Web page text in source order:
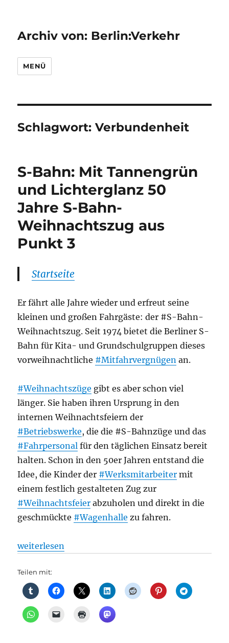
Archiv von: Berlin:Verkehr
MENÜ
Schlagwort:Verbundenheit
S-Bahn: Mit Tannengrün
und Lichterglanz 50
Jahre S-Bahn-
Weihnachtszug aus
Punkt 3
Startseite
Er fährt alle Jahre wieder und erfreut seine
kleinen und großen Fahrgäste: der #S-Bahn-
Weihnachtszug. Seit 1974 bietet die Berliner S-
Bahn für Kita- und Grundschulgruppen dieses
vorweihnachtliche #Mitfahrvergnügen an.
#Weihnachtszüge gibt es aber schon viel
länger. Sie haben ihren Ursprung in den
internen Weihnachtsfeiern der
#Betriebswerke, die die #S-Bahnzüge und das
#Fahrpersonal für den täglichen Einsatz bereit
halten. Schon in den 50er Jahren entstand die
Idee, die Kinder der #Werksmitarbeiter mit
einem festlich gestalteten Zug zur
#Weihnachtsfeier abzuholen und direkt in die
geschmückte #Wagenhalle zu fahren.
„S-Bahn: Mit Tannengrün und Lichterglanz 50
weiterlesen
Teilen mit: